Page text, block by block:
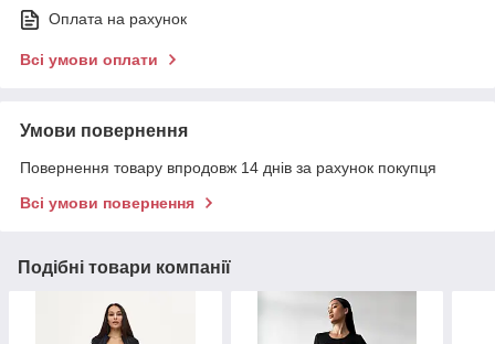
Оплата на рахунок
Всі умови оплати
Умови повернення
Повернення товару впродовж 14 днів за рахунок покупця
Всі умови повернення
Подібні товари компанії